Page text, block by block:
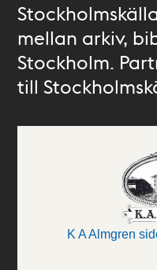
mellan arkiv,
Stockholm.
till
K A Almgren